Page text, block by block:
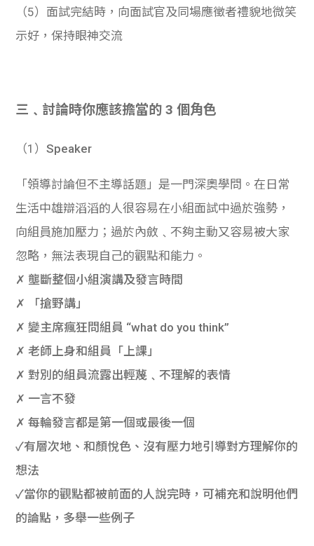
（5）面試完結時，向面試官及同場應徵者禮貌地微笑
示好，保持眼神交流
三﹑ 討論時你應該擔當的 3 個角色
（1）Speaker
「領導討論但不主導話題」是一門深奧學問。在日常
生活中雄辯滔滔的人很容易在小組面試中過於強勢，
向組員施加壓力；過於內斂﹑不夠主動又容易被大家
忽略，無法表現自己的觀點和能力。
✗ 壟斷整個小組演講及發言時間
✗ 「搶野講」
✗ 變主席瘋狂問組員 “what do you think”
✗ 老師上身和組員「上課」
✗ 對別的組員流露出輕蔑﹑不理解的表情
✗ 一言不發
✗ 每輪發言都是第一個或最後一個
✓有層次地、和顏悅色、沒有壓力地引導對方理解你的
想法
✓當你的觀點都被前面的人說完時，可補充和說明他們
的論點，多舉一些例子